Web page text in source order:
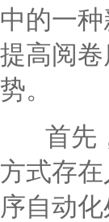
中的一
提高阅
势。
首先，
方式存
序自动